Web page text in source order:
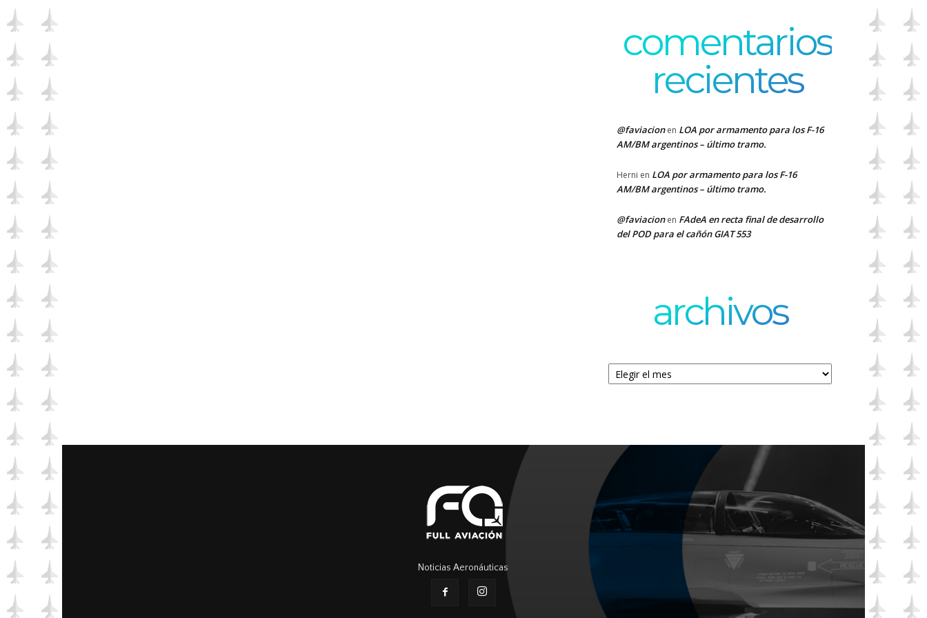
comentarios
recientes
@faviacionen LOA por armamento para los F-16
AM/BM argentinos – último tramo.
Herni en LOA por armamento para los F-16
AM/BM argentinos – último tramo.
@faviacionen FAdeA en recta final de desarrollo
del POD para el cañón GIAT 553
archivos
Archivos
Noticias Aeronáuticas